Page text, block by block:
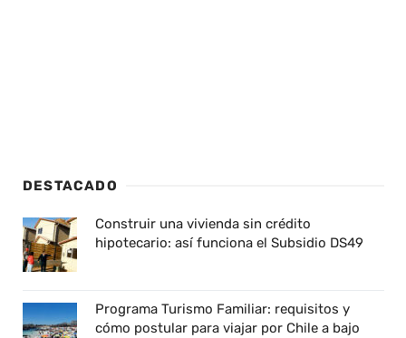
DESTACADO
Construir una vivienda sin crédito
hipotecario: así funciona el Subsidio DS49
Programa Turismo Familiar: requisitos y
cómo postular para viajar por Chile a bajo